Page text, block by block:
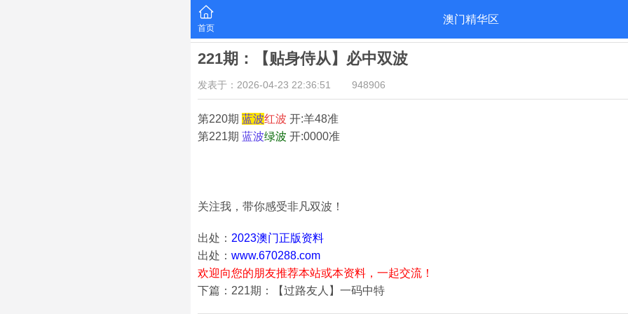
首页
澳门精华区
221期：【贴身侍从】必中双波
发表于：2026-04-23 22:36:51 948906
第220期 蓝波红波 开:羊48准
第221期 蓝波绿波 开:0000准
关注我，带你感受非凡双波！
出处： 2023澳门正版资料
出处： www.670288.com
欢迎向您的朋友推荐本站或本资料，一起交流！
下篇：221期：【过路友人】一码中特